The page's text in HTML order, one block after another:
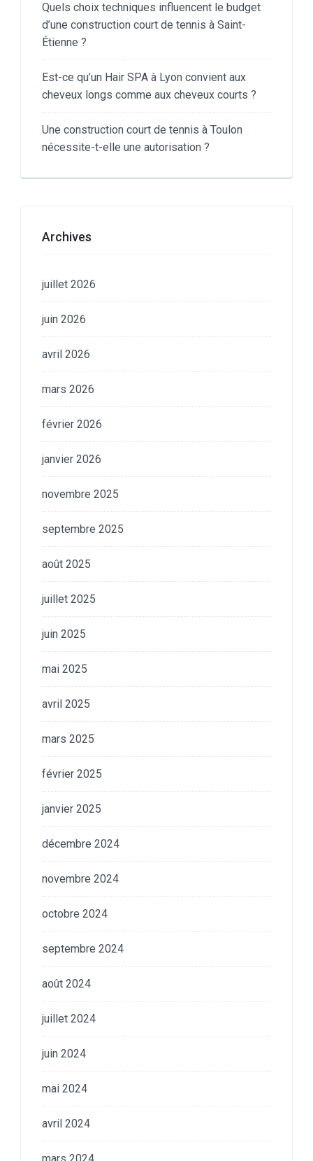
Quels choix techniques influencent le budget
d’une construction court de tennis à Saint-
Étienne ?
Est-ce qu’un Hair SPA à Lyon convient aux
cheveux longs comme aux cheveux courts ?
Une construction court de tennis à Toulon
nécessite-t-elle une autorisation ?
Archives
juillet 2026
juin 2026
avril 2026
mars 2026
février 2026
janvier 2026
novembre 2025
septembre 2025
août 2025
juillet 2025
juin 2025
mai 2025
avril 2025
mars 2025
février 2025
janvier 2025
décembre 2024
novembre 2024
octobre 2024
septembre 2024
août 2024
juillet 2024
juin 2024
mai 2024
avril 2024